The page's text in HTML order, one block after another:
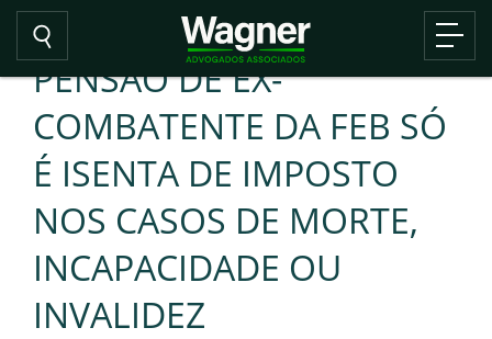
PENSÃO DE EX-
COMBATENTE DA FEB SÓ
É ISENTA DE IMPOSTO
NOS CASOS DE MORTE,
INCAPACIDADE OU
INVALIDEZ